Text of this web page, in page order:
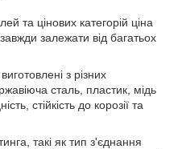
та цінових категорій ціна
залежати від багатьох
з різних
сталь, пластик, мідь
стійкість до корозії та
такі як тип з'єднання